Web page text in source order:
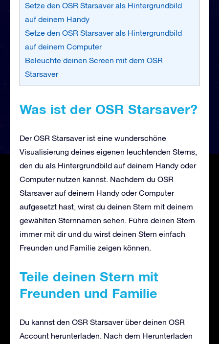
Setze den OSR Starsaver als Hintergrundbild
auf deinem Handy
Setze den OSR Starsaver als Hintergrundbild
auf deinem Computer
Beleuchte deinen Screen mit dem OSR
Starsaver
Was ist der OSR Starsaver?
Der OSR Starsaver ist eine wunderschöne
Visualisierung deines eigenen leuchtenden Sterns,
den du als Hintergrundbild auf deinem Handy oder
Computer nutzen kannst. Nachdem du OSR
Starsaver auf deinem Handy oder Computer
aufgesetzt hast, wirst du deinen Stern mit deinem
gewählten Sternnamen sehen. Führe deinen Stern
immer mit dir und du wirst deinen Stern einfach
Freunden und Familie zeigen können.
Teile deinen Stern mit
Freunden und Familie
Du kannst den OSR Starsaver über deinen OSR
Account herunterladen. Nach dem Herunterladen